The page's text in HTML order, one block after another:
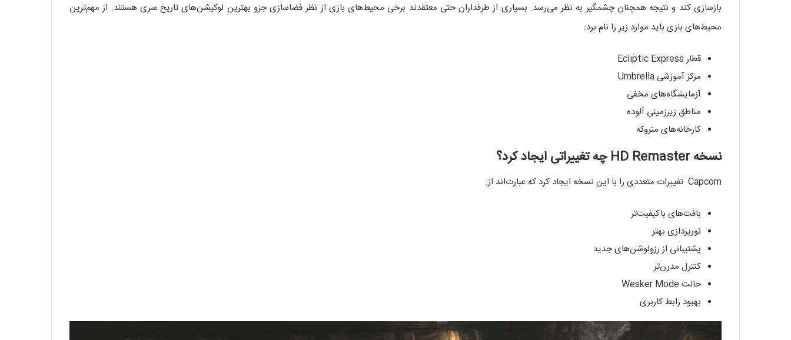
بازسازی کند و نتیجه همچنان چشمگیر به نظر می‌رسد. بسیاری از طرفداران حتی معتقدند برخی محیط‌های بازی از نظر فضاسازی جزو بهترین لوکیشن‌های تاریخ سری هستند. از مهم‌ترین
محیط‌های بازی باید موارد زیر را نام برد:
قطار Ecliptic Express
مرکز آموزشی Umbrella
آزمایشگاه‌های مخفی
مناطق زیرزمینی آلوده
کارخانه‌های متروکه
نسخه HD Remaster چه تغییراتی ایجاد کرد؟
Capcom تغییرات متعددی را با این نسخه ایجاد کرد که عبارت‌اند از:
بافت‌های باکیفیت‌تر
نورپردازی بهتر
پشتیبانی از رزولوشن‌های جدید
کنترل مدرن‌تر
حالت Wesker Mode
بهبود رابط کاربری